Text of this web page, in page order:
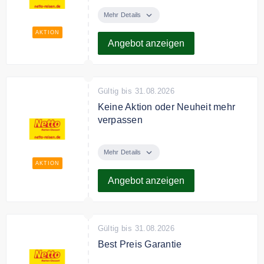
AKTION
Netto-Reisen ab 69€. Das ideale
Mehr Details
Angebot anzeigen
AKTION
Gültig bis 31.08.2026
Keine Aktion oder Neuheit mehr
verpassen
Newsletter an und verpasse keine
Mehr Details
Angebot anzeigen
Gültig bis 31.08.2026
Best Preis Garantie